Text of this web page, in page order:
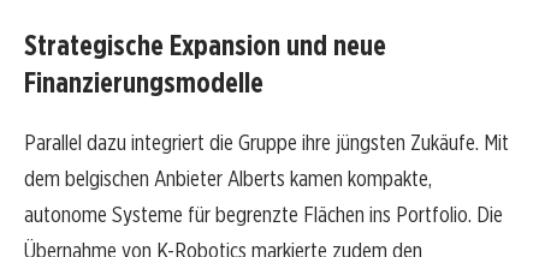
Strategische Expansion und neue
Finanzierungsmodelle
Parallel dazu integriert die Gruppe ihre jüngsten Zukäufe. Mit
dem belgischen Anbieter Alberts kamen kompakte,
autonome Systeme für begrenzte Flächen ins Portfolio. Die
Übernahme von K-Robotics markierte zudem den